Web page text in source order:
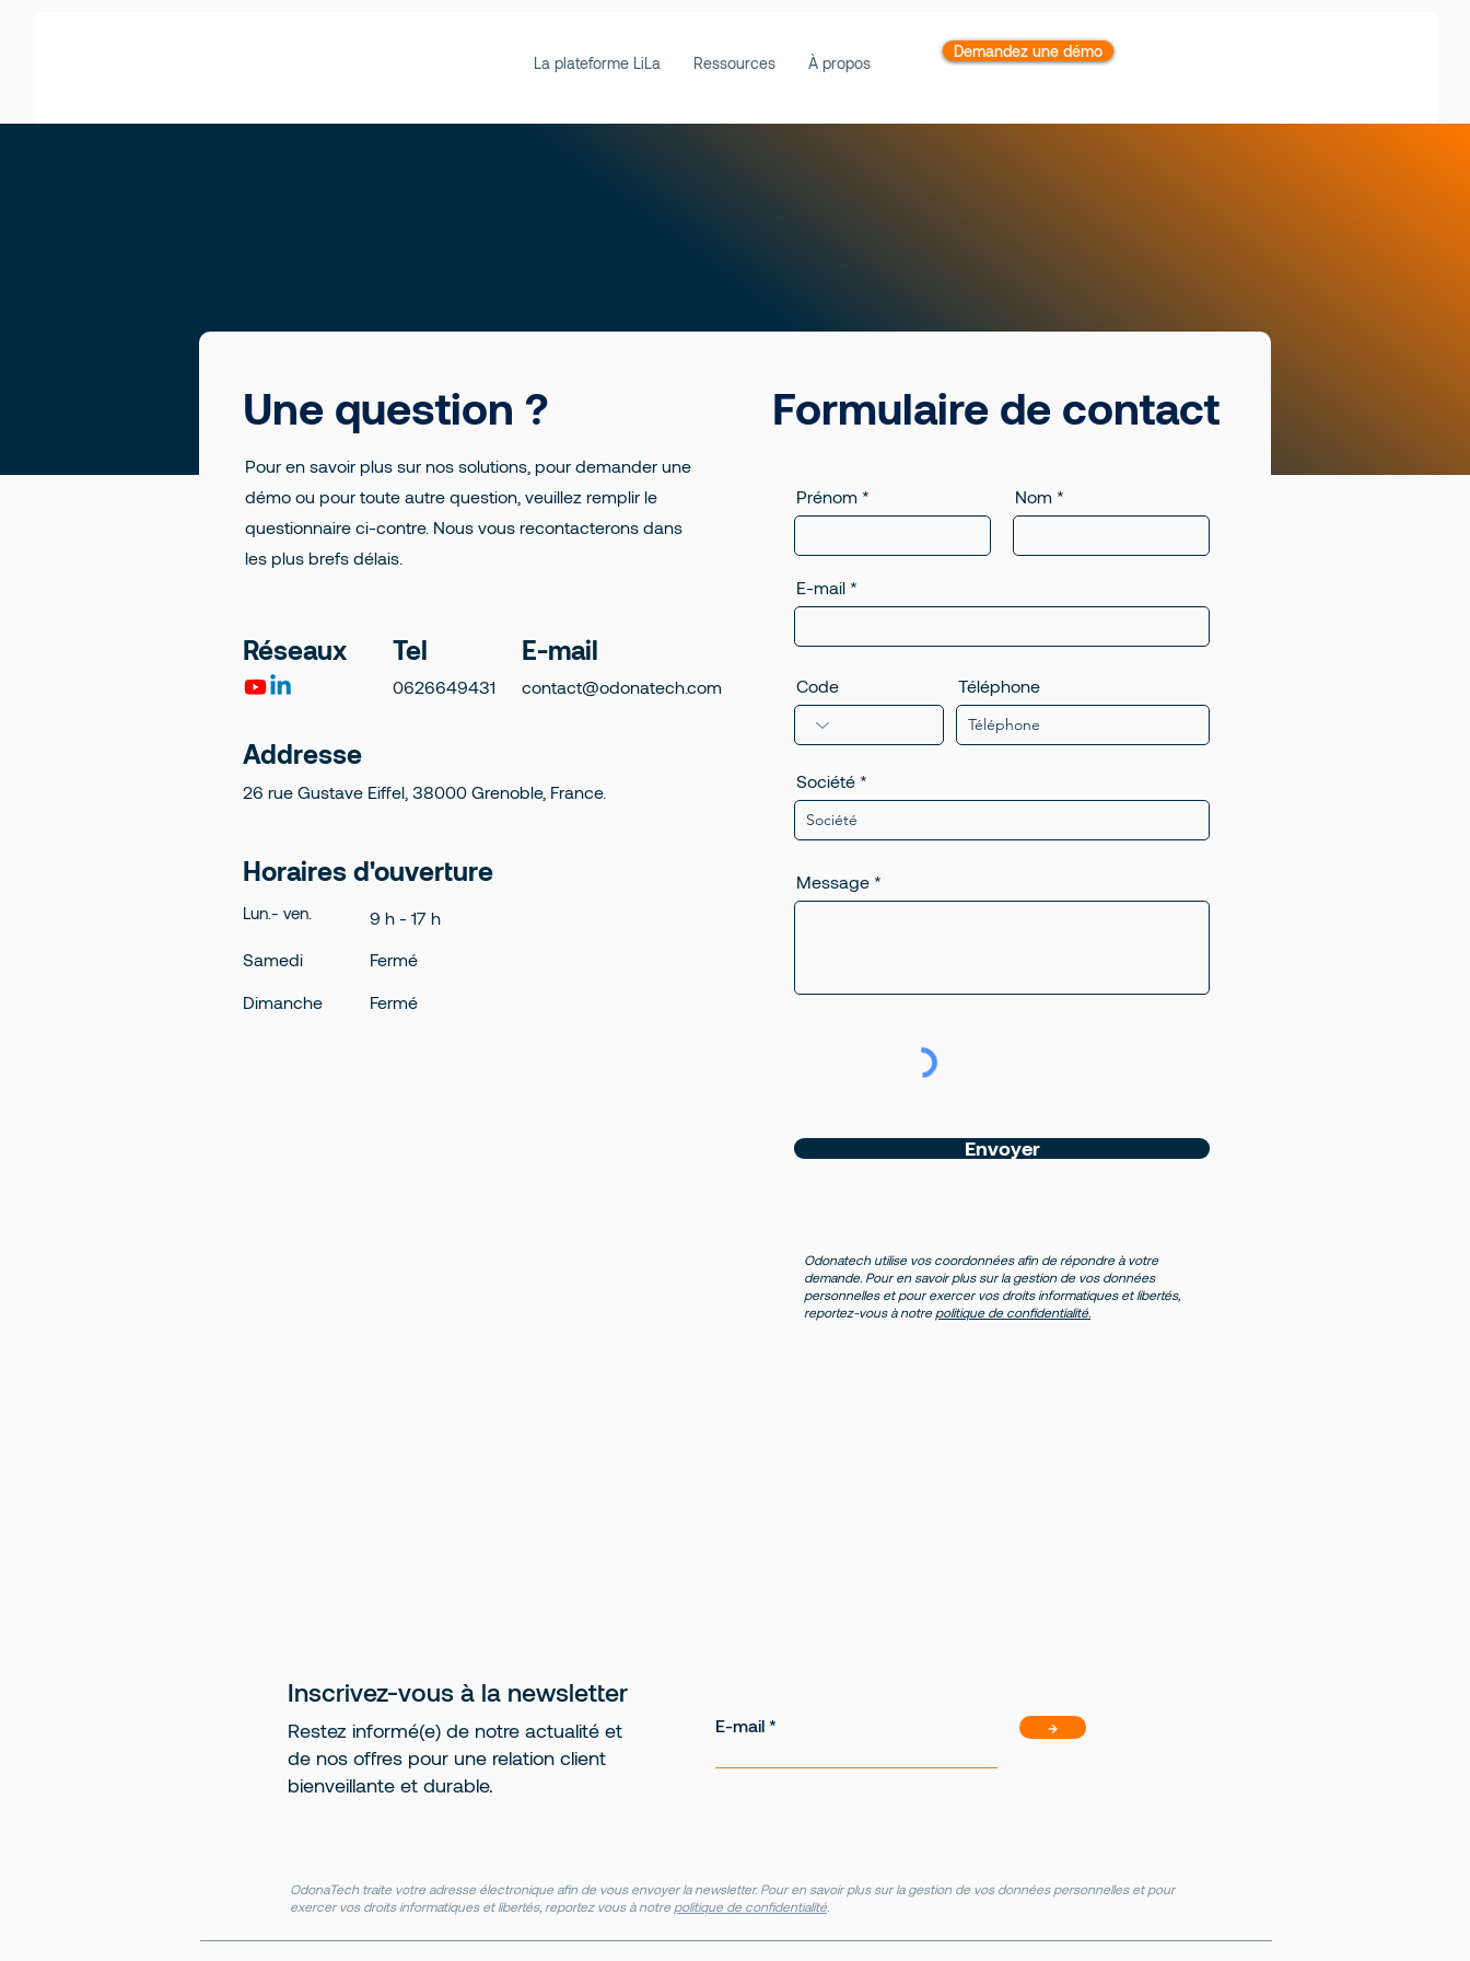
La plateforme LiLa Ressources À propos
Demandez une démo
Une question ?
Pour en savoir plus sur nos solutions, pour demander une
démo ou pour toute autre question, veuillez remplir le
questionnaire ci-contre. Nous vous recontacterons dans
les plus brefs délais.
Réseaux E-mail
Tel
contact@odonatech.com
0626649431
Addresse
26 rue Gustave Eiffel, 38000 Grenoble, France.
Horaires d'ouverture
Lun.- ven.
Samedi
Dimanche
9 h - 17 h
Fermé
Fermé
Formulaire de contact
Prénom Nom
E-mail
Code Téléphone
Société
Message
Envoyer
Odonatech utilise vos coordonnées afin de répondre à votre
demande. Pour en savoir plus sur la gestion de vos données
personnelles et pour exercer vos droits informatiques et libertés,
reportez-vous à notre politique de confidentialité.
Inscrivez-vous à la newsletter
Restez informé(e) de notre actualité et
de nos offres pour une relation client
bienveillante et durable.
E-mail →
OdonaTech traite votre adresse électronique afin de vous envoyer la newsletter. Pour en savoir plus sur la gestion de vos données personnelles et pour
exercer vos droits informatiques et libertés, reportez vous à notre politique de confidentialité